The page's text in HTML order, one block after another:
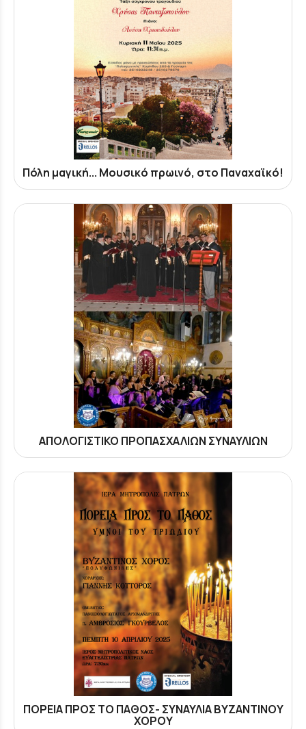
Πόλη μαγική... Μουσικό πρωινό, στο Παναχαϊκό!
ΑΠΟΛΟΓΙΣΤΙΚΟ ΠΡΟΠΑΣΧΑΛΙΩΝ ΣΥΝΑΥΛΙΩΝ
ΠΟΡΕΙΑ ΠΡΟΣ ΤΟ ΠΑΘΟΣ- ΣΥΝΑΥΛΙΑ ΒΥΖΑΝΤΙΝΟΥ
ΧΟΡΟΥ